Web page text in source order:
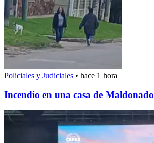
Policiales y Judiciales • hace 1 hora
Incendio en una casa de Maldonado